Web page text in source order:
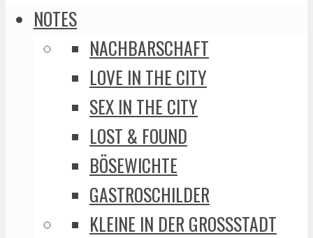
NOTES
NACHBARSCHAFT
LOVE IN THE CITY
SEX IN THE CITY
LOST & FOUND
BÖSEWICHTE
GASTROSCHILDER
KLEINE IN DER GROSSSTADT